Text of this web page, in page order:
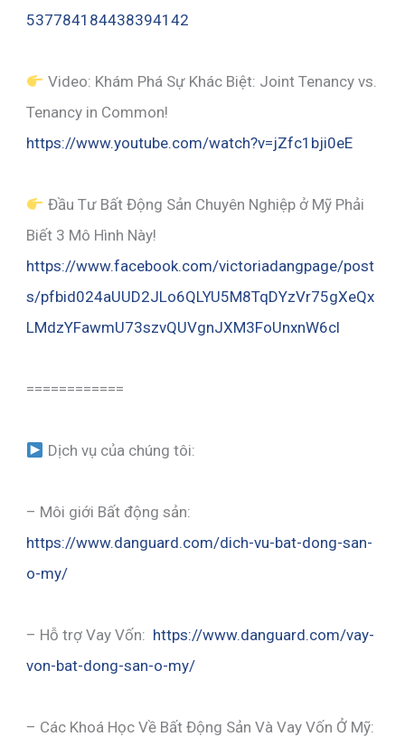
537784184438394142
Video: Khám Phá Sự Khác Biệt: Joint Tenancy vs.
Tenancy in Common!
https://www.youtube.com/watch?v=jZfc1bji0eE
Đầu Tư Bất Động Sản Chuyên Nghiệp ở Mỹ Phải
Biết 3 Mô Hình Này!
https://www.facebook.com/victoriadangpage/post
s/pfbid024aUUD2JLo6QLYU5M8TqDYzVr75gXeQx
LMdzYFawmU73szvQUVgnJXM3FoUnxnW6cl
============
Dịch vụ của chúng tôi:
– Môi giới Bất động sản:
https://www.danguard.com/dich-vu-bat-dong-san-
o-my/
– Hỗ trợ Vay Vốn: https://www.danguard.com/vay-
von-bat-dong-san-o-my/
– Các Khoá Học Về Bất Động Sản Và Vay Vốn Ở Mỹ: